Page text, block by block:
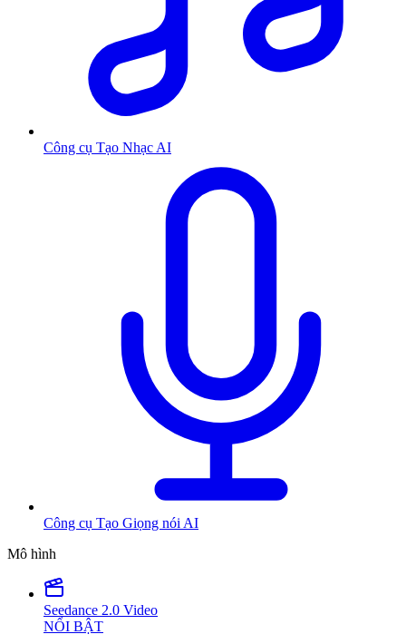
Công cụ Tạo Nhạc AI
Công cụ Tạo Giọng nói AI
Mô hình
Seedance 2.0 Video
NỔI BẬT